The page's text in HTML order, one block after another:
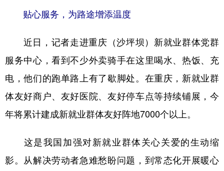
贴心服务，为路途增添温度
近日，记者走进重庆（沙坪坝）新就业群体党群
服务中心，看到不少外卖骑手在这里喝水、热饭、充
电，他们的跑单路上有了歇脚处。在重庆，新就业群
体友好商户、友好医院、友好停车点等持续铺展，今
年将累计建成新就业群体友好阵地7000个以上。
这是我国加强对新就业群体关心关爱的生动缩
影。从解决劳动者急难愁盼问题，到常态化开展暖心